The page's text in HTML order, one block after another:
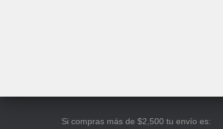
Si compras más de $2,500 tu envío es: